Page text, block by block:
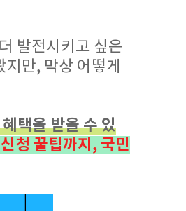
발전시키고 싶은
만, 막상 어떻게
택을 받을 수 있
청 꿀팁까지, 국민